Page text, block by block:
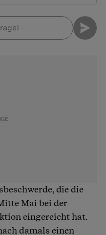
die die
Mai bei der
eingereicht hat.
damals einen